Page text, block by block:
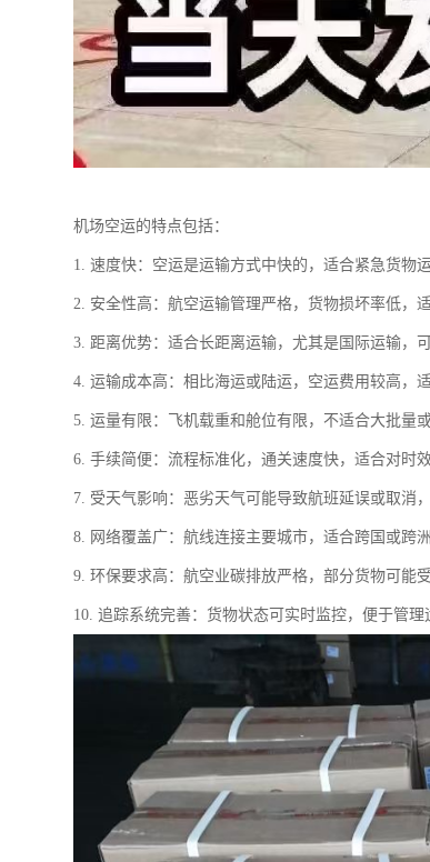
机场空运的特点包括：
1. 速度快：空运是运输方式中快的，适合紧急货物运
2. 安全性高：航空运输管理严格，货物损坏率低，
3. 距离优势：适合长距离运输，尤其是国际运输，
4. 运输成本高：相比海运或陆运，空运费用较高，
5. 运量有限：飞机载重和舱位有限，不适合大批量
6. 手续简便：流程标准化，通关速度快，适合对时
7. 受天气影响：恶劣天气可能导致航班延误或取消
8. 网络覆盖广：航线连接主要城市，适合跨国或跨洲
9. 环保要求高：航空业碳排放严格，部分货物可能受
10. 追踪系统完善：货物状态可实时监控，便于管理